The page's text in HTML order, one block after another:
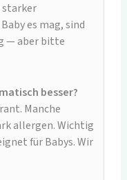
starker
es mag, sind
— aber bitte
besser?
Manche
allergen. Wichtig
für Babys. Wir